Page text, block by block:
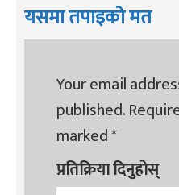
यसमा तपाइको मत
Your email
published.
marked*
प्रतिक्रिया दिनुहोस्